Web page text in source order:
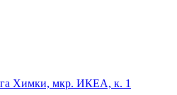
Химки, мкр. ИКЕА, к. 1